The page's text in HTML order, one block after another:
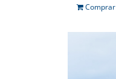
Comprar